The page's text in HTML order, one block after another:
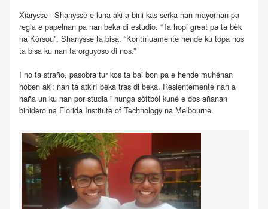
Xiarysse i Shanysse e luna aki a bini kas serka nan mayornan pa
regla e papelnan pa nan beka di estudio. “Ta hopi great pa ta bèk
na Kòrsou”, Shanysse ta bisa. “Kontínuamente hende ku topa nos
ta bisa ku nan ta orguyoso di nos.”
I no ta straño, pasobra tur kos ta bai bon pa e hende muhénan
hóben aki: nan ta atkirí beka tras di beka. Resientemente nan a
haña un ku nan por studia i hunga sòftbòl kuné e dos añanan
binidero na Florida Institute of Technology na Melbourne.